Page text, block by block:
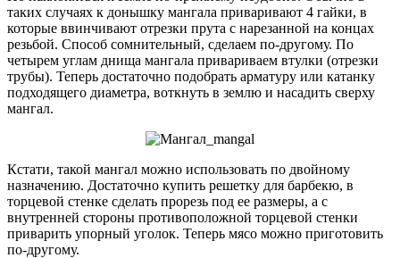
таких случаях к донышку мангала приваривают 4 гайки, в
которые ввинчивают отрезки прута с нарезанной на концах
резьбой. Способ сомнительный, сделаем по-другому. По
четырем углам днища мангала привариваем втулки (отрезки
трубы). Теперь достаточно подобрать арматуру или катанку
подходящего диаметра, воткнуть в землю и насадить сверху
мангал.
Кстати, такой мангал можно использовать по двойному
назначению. Достаточно купить решетку для барбекю, в
торцевой стенке сделать прорезь под ее размеры, а с
внутренней стороны противоположной торцевой стенки
приварить упорный уголок. Теперь мясо можно приготовить
по-другому.